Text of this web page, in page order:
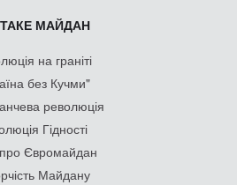
МАЙДАН
на граніті
без Кучми"
революція
Гідності
про Євромайдан
Майдану